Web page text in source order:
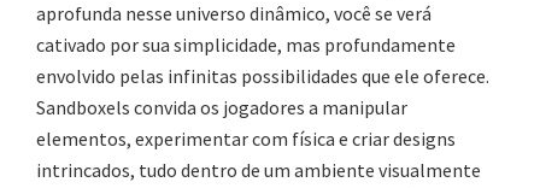
aprofunda nesse universo dinâmico, você se verá
cativado por sua simplicidade, mas profundamente
envolvido pelas infinitas possibilidades que ele oferece.
Sandboxels convida os jogadores a manipular
elementos, experimentar com física e criar designs
intrincados, tudo dentro de um ambiente visualmente